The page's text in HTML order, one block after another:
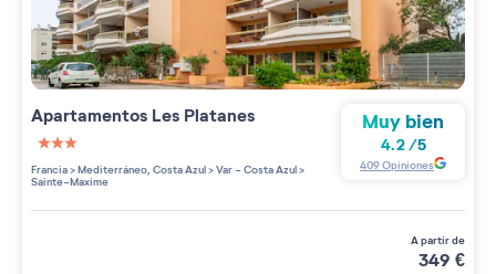
Apartamentos Les Platanes
3 étoiles sur 5
Francia>Mediterráneo, Costa Azul>Var - Costa Azul>
Sainte-Maxime
Muy bien
4.2/5
409Opiniones
a partir de
349 €